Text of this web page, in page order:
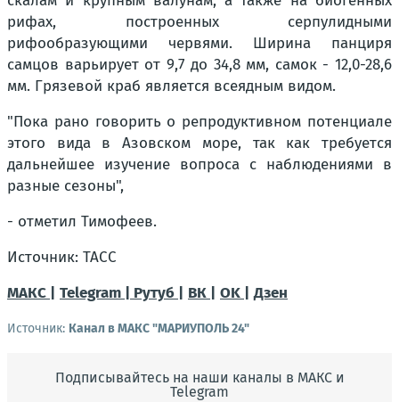
рифах, построенных серпулидными
рифообразующими червями. Ширина панциря
самцов варьирует от 9,7 до 34,8 мм, самок - 12,0-28,6
мм. Грязевой краб является всеядным видом.
"Пока рано говорить о репродуктивном потенциале
этого вида в Азовском море, так как требуется
дальнейшее изучение вопроса с наблюдениями в
разные сезоны",
- отметил Тимофеев.
Источник: ТАСС
МАКС |
Telegram | Рутуб | ВК | OK | Дзен
Источник: Канал в МАКС "МАРИУПОЛЬ 24"
Подписывайтесь на наши каналы в МАКС и
Telegram